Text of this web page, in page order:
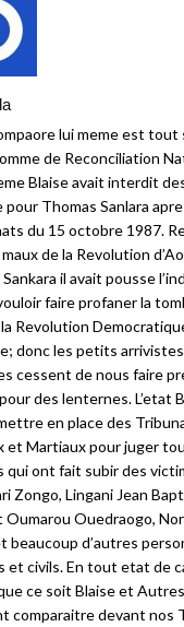
lui meme est tout
de Reconciliation
Blaise avait interdit
pour Thomas Sanlara
du 15 octobre 1987.
de la Revolution
il avait pousse
faire profaner la
Revolution
donc les petits arrivistes
cessent de nous faire
des lenternes. L’etat
en place des
et Martiaux pour juger
qui ont fait subir des
Zongo, Lingani Jean
Oumarou Ouedraogo,
beaucoup d’autres
et civils. En tout etat de
ce soit Blaise et Autres
comparaitre devant nos